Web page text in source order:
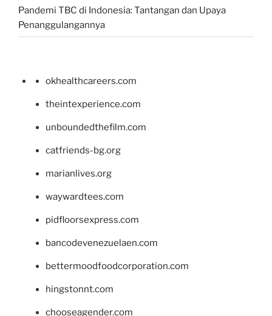
Pandemi TBC di Indonesia: Tantangan dan Upaya
Penanggulangannya
okhealthcareers.com
theintexperience.com
unboundedthefilm.com
catfriends-bg.org
marianlives.org
waywardtees.com
pidfloorsexpress.com
bancodevenezuelaen.com
bettermoodfoodcorporation.com
hingstonnt.com
chooseagender.com